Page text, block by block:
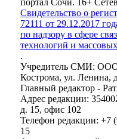
портал Сочи. 16+
Свидетельство о
72111 от 29.12.2017
по надзору в сфере
технологий и
.
Учредитель СМИ: ООО
Кострома, ул. Ленина,
Главный редактор -
Адрес редакции:
д. 15, офис 102
Телефон редакции: +7
15